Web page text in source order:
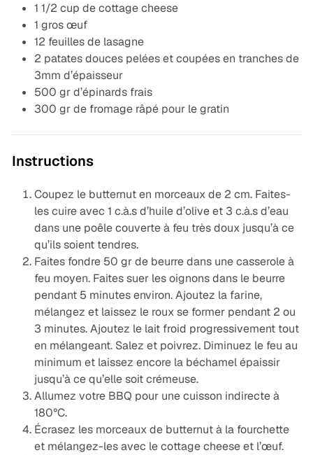
1 1/2 cup de cottage cheese
1 gros œuf
12 feuilles de lasagne
2 patates douces pelées et coupées en tranches de
3mm d’épaisseur
500 gr d’épinards frais
300 gr de fromage râpé pour le gratin
Instructions
Coupez le butternut en morceaux de 2 cm. Faites-
les cuire avec 1 c.à.s d’huile d’olive et 3 c.à.s d’eau
dans une poêle couverte à feu très doux jusqu’à ce
qu’ils soient tendres.
Faites fondre 50 gr de beurre dans une casserole à
feu moyen. Faites suer les oignons dans le beurre
pendant 5 minutes environ. Ajoutez la farine,
mélangez et laissez le roux se former pendant 2 ou
3 minutes. Ajoutez le lait froid progressivement tout
en mélangeant. Salez et poivrez. Diminuez le feu au
minimum et laissez encore la béchamel épaissir
jusqu’à ce qu’elle soit crémeuse.
Allumez votre BBQ pour une cuisson indirecte à
180°C.
Écrasez les morceaux de butternut à la fourchette
et mélangez-les avec le cottage cheese et l’œuf.